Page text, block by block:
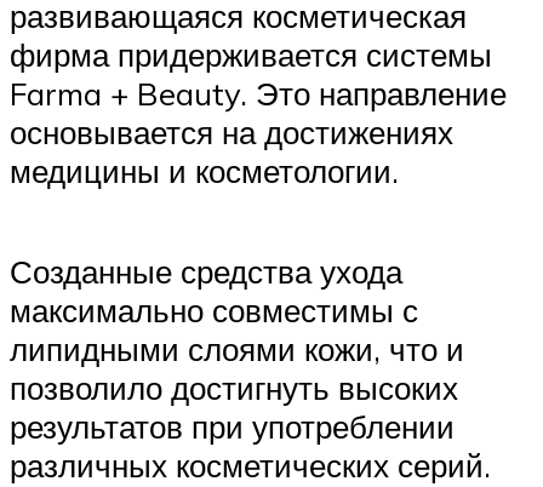
развивающаяся косметическая
фирма придерживается системы
Farma + Beauty. Это направление
основывается на достижениях
медицины и косметологии.
Созданные средства ухода
максимально совместимы с
липидными слоями кожи, что и
позволило достигнуть высоких
результатов при употреблении
различных косметических серий.